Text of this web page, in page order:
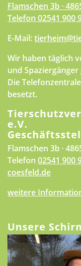
Flamschen 3b ·
Telefon 02541 900
E-Mail:
Wir haben täglich
und
Die
besetzt.
e.V.
Flamschen 3b ·
Telefon 02541 900
coesfeld.de
weitere
Unsere